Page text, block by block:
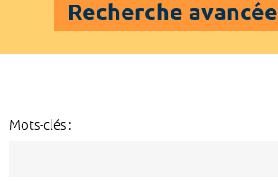
Recherche avancée
Mots-clés :